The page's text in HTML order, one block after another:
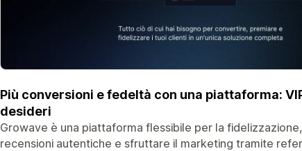
Più conversioni e fedeltà con una piattaforma:
desideri
Growave è una piattaforma flessibile per la
recensioni autentiche e sfruttare il marketing tramite